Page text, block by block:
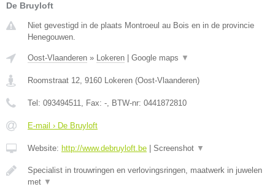
De Bruyloft
Niet gevestigd in de plaats Montroeul au Bois en in de provincie
Henegouwen.
Oost-Vlaanderen » Lokeren Google maps ▼
Roomstraat 12, 9160 Lokeren (Oost-Vlaanderen)
Tel: 093494511, Fax: -, BTW-nr: 0441872810
E-mail › De Bruyloft
Website: http://www.debruyloft.be Screenshot ▼
Specialist in trouwringen en verlovingsringen, maatwerk in juwelen
met ▼